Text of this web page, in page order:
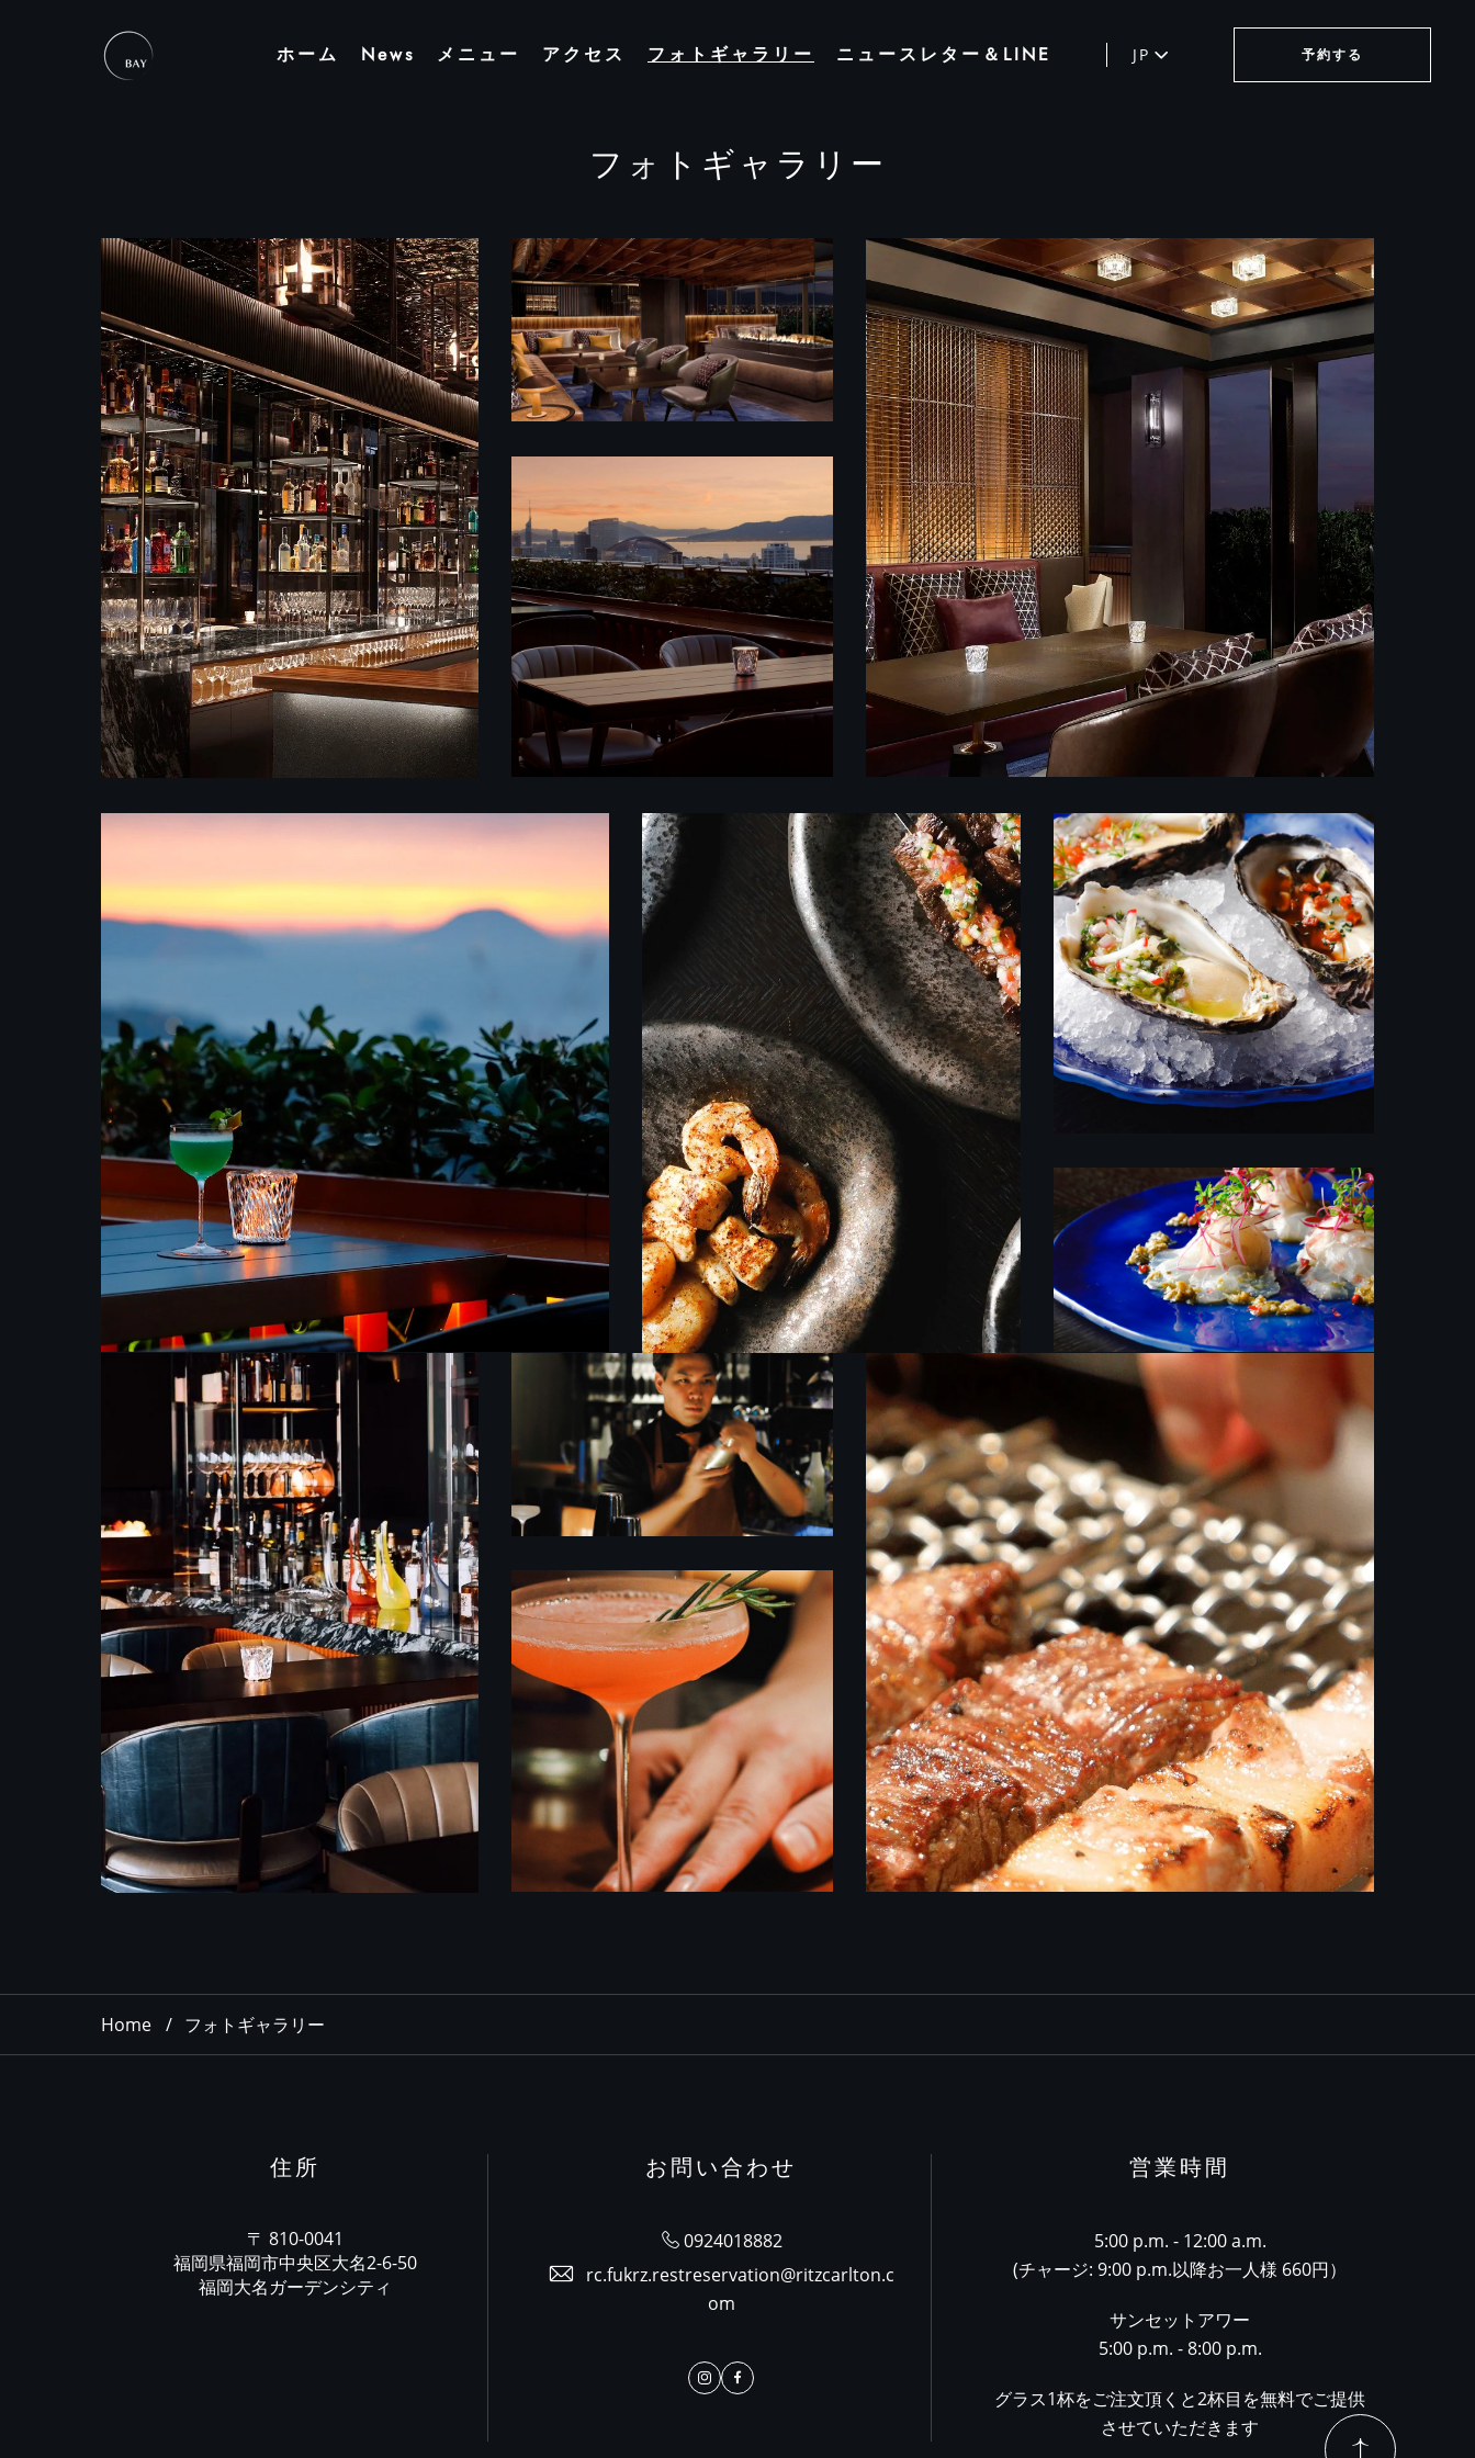
ホーム News メニュー アクセス フォトギャラリー ニュースレター＆LINE JP 予約する
フォトギャラリー
Home フォトギャラリー
住所
〒 810-0041
福岡県福岡市中央区大名2-6-50
福岡大名ガーデンシティ
お問い合わせ
0924018882
rc.fukrz.restreservation@ritzcarlton.c
om
InstagramFacebook
営業時間
5:00 p.m. - 12:00 a.m.
(チャージ: 9:00 p.m.以降お一人様 660円）
サンセットアワー
5:00 p.m. - 8:00 p.m.
グラス1杯をご注文頂くと2杯目を無料でご提供
させていただきます